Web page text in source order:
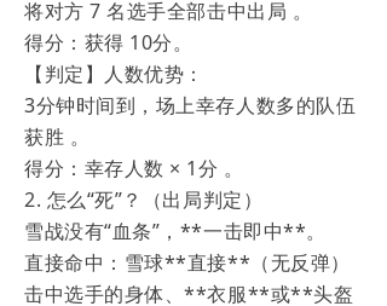
将对方 7 名选手全部击中出局 。
得分：获得 10分。
【判定】人数优势：
3分钟时间到，场上幸存人数多的队伍
获胜 。
得分：幸存人数 × 1分 。
2. 怎么“死”？（出局判定）
雪战没有“血条”，**一击即中**。
直接命中：雪球**直接**（无反弹）
击中选手的身体、**衣服**或**头盔